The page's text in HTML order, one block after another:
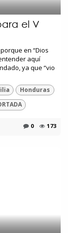
el V
en “Dios
aquí
ya que “vio
Honduras
0 173